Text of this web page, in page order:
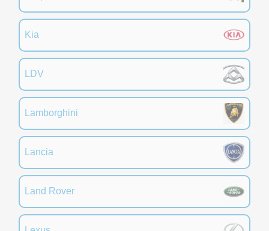
Kia
LDV
Lamborghini
Lancia
Land Rover